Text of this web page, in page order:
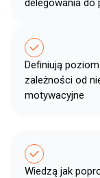
delegowania do
Definiują
zależności od
motywacyjne​
Wiedzą jak